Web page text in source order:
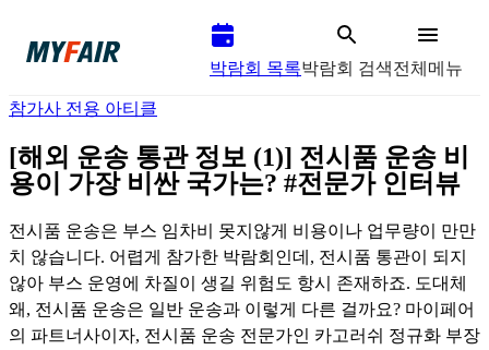
박람회 목록박람회 검색전체메뉴
참가사 전용 아티클
[해외 운송 통관 정보 (1)] 전시품 운송 비
용이 가장 비싼 국가는? #전문가 인터뷰
전시품 운송은 부스 임차비 못지않게 비용이나 업무량이 만만
치 않습니다. 어렵게 참가한 박람회인데, 전시품 통관이 되지
않아 부스 운영에 차질이 생길 위험도 항시 존재하죠. 도대체
왜, 전시품 운송은 일반 운송과 이렇게 다른 걸까요? 마이페어
의 파트너사이자, 전시품 운송 전문가인 카고러쉬 정규화 부장